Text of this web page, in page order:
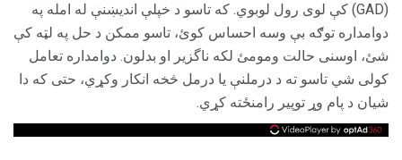
(GAD) کې لوی رول لوبوي. که تاسو د خپلې اندیښنې له امله په
دوامداره توګه بې وسه احساس کوئ، تاسو ممکن د حل په لټه کې
شئ، اوسنی حالت ومومئ لکه ناگزیر او بدلون. دوامداره تعامل
کولی شي تاسو ته د درملنې یا درمل څخه انکار وکړي، حتی که دا
شیان د پام وړ توپیر رامنځته کړي.